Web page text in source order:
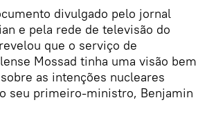
divulgado pelo jornal
e pela rede de televisão do
que o serviço de
Mossad tinha uma visão bem
as intenções nucleares
seu primeiro-ministro, Benjamin